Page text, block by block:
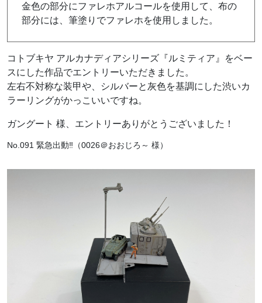
金色の部分にファレホアルコールを使用して、布の
部分には、筆塗りでファレホを使用しました。
コトブキヤ アルカナディアシリーズ『ルミティア』をベー
スにした作品でエントリーいただきました。
左右不対称な装甲や、シルバーと灰色を基調にした渋いカ
ラーリングがかっこいいですね。
ガングート 様、エントリーありがとうございました！
No.091 緊急出動‼（0026＠おおじろ～ 様）